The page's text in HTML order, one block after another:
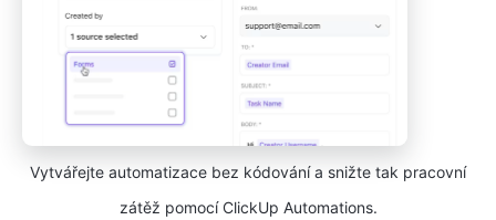
Vytvářejte automatizace bez kódování a snižte tak pracovní
zátěž pomocí ClickUp Automations.